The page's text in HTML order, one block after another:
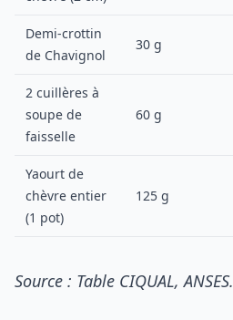
Demi-crottin
de Chavignol
30 g
2 cuillères à
soupe de
faisselle
60 g
Yaourt de
chèvre entier
(1 pot)
125 g
Source : Table CIQUAL, ANSES.